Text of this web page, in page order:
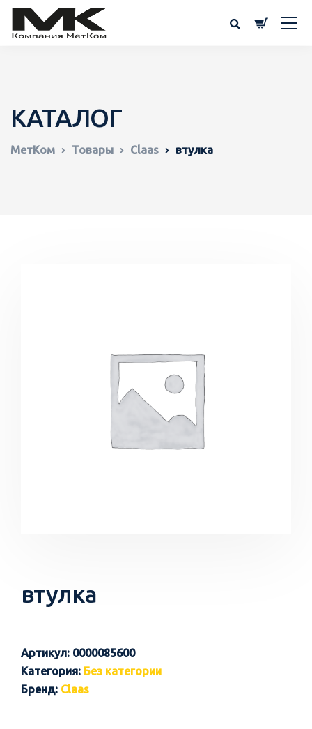
КАТАЛОГ
МетКом Товары Claas втулка
втулка
Артикул: 0000085600
Категория: Без категории
Бренд: Claas